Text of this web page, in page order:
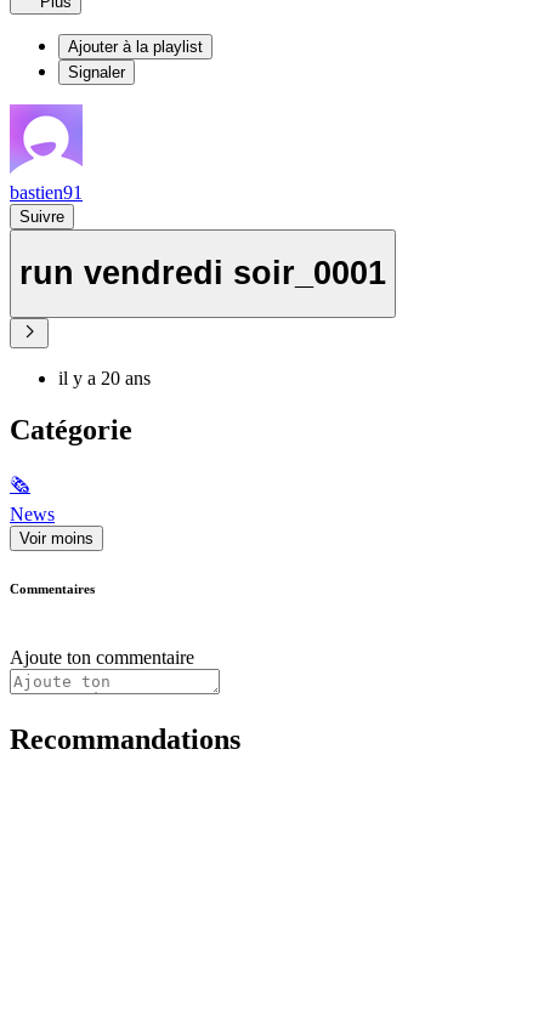
Ajouter à la playlist
Signaler
bastien91
Suivre
run vendredi soir_0001
il y a 20 ans
Catégorie
🗞
News
Voir moins
Commentaires
Ajoute ton commentaire
Recommandations